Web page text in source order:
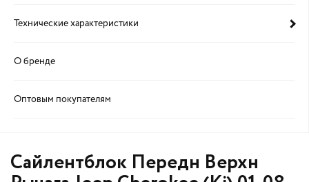
Технические характеристики
О бренде
Оптовым покупателям
Сайлентблок Передн Верхн